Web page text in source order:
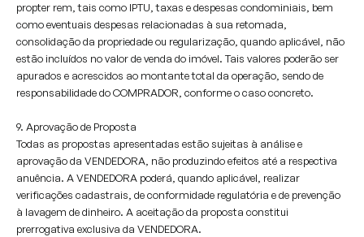
propter rem, tais como IPTU, taxas e despesas condominiais, bem
como eventuais despesas relacionadas à sua retomada,
consolidação da propriedade ou regularização, quando aplicável, não
estão incluídos no valor de venda do imóvel. Tais valores poderão ser
apurados e acrescidos ao montante total da operação, sendo de
responsabilidade do COMPRADOR, conforme o caso concreto.
9. Aprovação de Proposta
Todas as propostas apresentadas estão sujeitas à análise e
aprovação da VENDEDORA, não produzindo efeitos até a respectiva
anuência. A VENDEDORA poderá, quando aplicável, realizar
verificações cadastrais, de conformidade regulatória e de prevenção
à lavagem de dinheiro. A aceitação da proposta constitui
prerrogativa exclusiva da VENDEDORA.